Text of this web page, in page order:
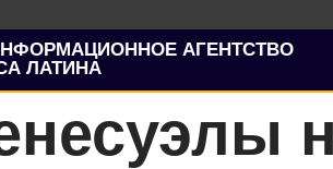
АГЕНТСТВО
ЛАТИНА